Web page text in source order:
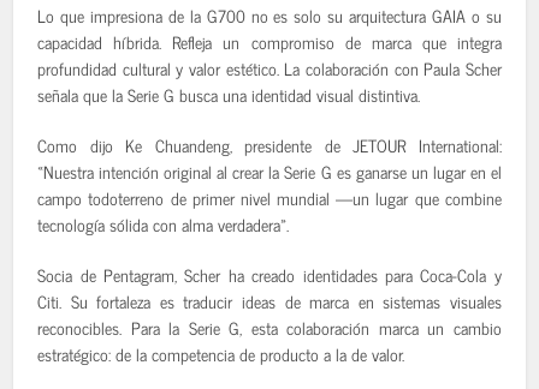
Lo que impresiona de la G700 no es solo su arquitectura GAIA o su
capacidad híbrida. Refleja un compromiso de marca que integra
profundidad cultural y valor estético. La colaboración con Paula Scher
señala que la Serie G busca una identidad visual distintiva.
Como dijo Ke Chuandeng, presidente de JETOUR International:
«Nuestra intención original al crear la Serie G es ganarse un lugar en el
campo todoterreno de primer nivel mundial —un lugar que combine
tecnología sólida con alma verdadera».
Socia de Pentagram, Scher ha creado identidades para Coca-Cola y
Citi. Su fortaleza es traducir ideas de marca en sistemas visuales
reconocibles. Para la Serie G, esta colaboración marca un cambio
estratégico: de la competencia de producto a la de valor.